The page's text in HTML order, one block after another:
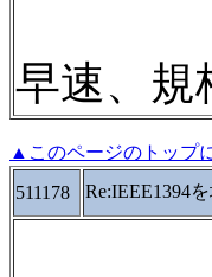
早速、規
▲このページのトップ
511178
Re:IEEE1394